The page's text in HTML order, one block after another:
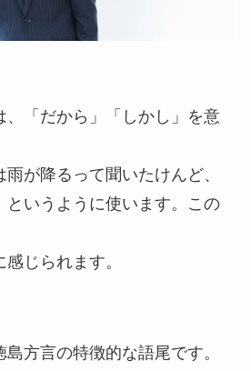
「だから」「しかし」を意
が降るって聞いたけんど、
というように使います。この
じられます。
方言の特徴的な語尾です。